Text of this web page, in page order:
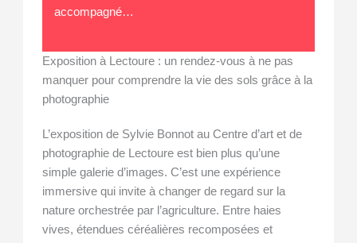
accompagné…
Exposition à Lectoure : un rendez-vous à ne pas
manquer pour comprendre la vie des sols grâce à la
photographie
L’exposition de Sylvie Bonnot au Centre d’art et de
photographie de Lectoure est bien plus qu’une
simple galerie d’images. C’est une expérience
immersive qui invite à changer de regard sur la
nature orchestrée par l’agriculture. Entre haies
vives, étendues céréalières recomposées et